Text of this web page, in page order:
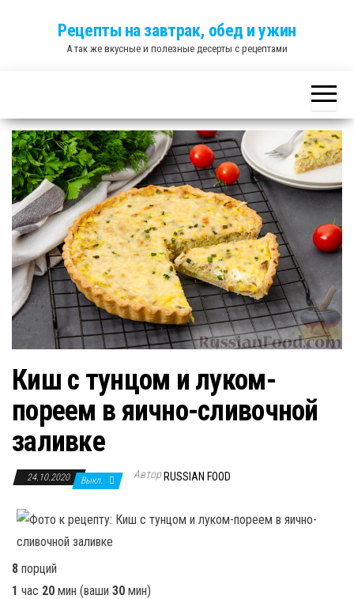
Рецепты на завтрак, обед и ужин
А так же вкусные и полезные десерты с рецептами
Киш с тунцом и луком-
пореем в яично-сливочной
заливке
24.10.2020 Выкл. Автор RUSSIAN FOOD
8 порций
1 час 20 мин (ваши 30 мин)